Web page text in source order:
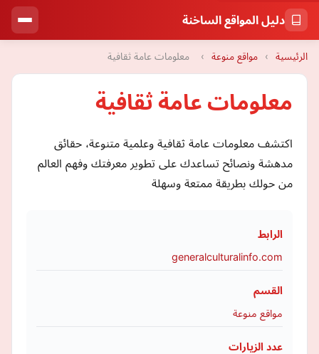
دليل المواقع الساخنة
الرئيسية › مواقع منوعة › معلومات عامة ثقافية
معلومات عامة ثقافية
اكتشف معلومات عامة ثقافية وعلمية متنوعة، حقائق
مدهشة ونصائح تساعدك على تطوير معرفتك وفهم العالم
من حولك بطريقة ممتعة وسهلة
الرابط
generalculturalinfo.com
القسم
مواقع منوعة
عدد الزيارات